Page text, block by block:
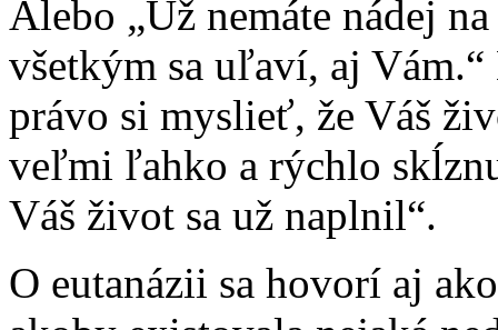
Alebo „Už nemáte nádej
všetkým sa uľaví, aj
právo si myslieť, že Váš
veľmi ľahko a rýchlo
Váš život sa už naplnil“.
O eutanázii sa hovorí aj